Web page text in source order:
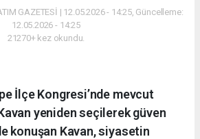
GAZETESİ | 12.05.2026 - 14:25, Güncelleme:
12.05.2026 - 14:25
21270+ kez okundu.
İlçe Kongresi’nde mevcut
yeniden seçilerek güven
konuşan Kavan, siyasetin